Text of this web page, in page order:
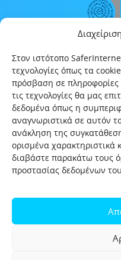
Στον ιστότοπο
τεχνολογίες όπως τα
πρόσβαση σε
τις τεχνολογίες θα μας
δεδομένα όπως η
αναγνωριστικά σε αυτόν
ανάκληση της
ορισμένα χαρακτηριστικά
διαβάστε παρακάτω τους
προστασίας δεδομένων
Πολιτική προστασίας
Πολιτική Προστασίας